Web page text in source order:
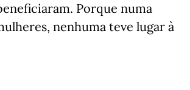
Porque numa
nenhuma teve lugar à